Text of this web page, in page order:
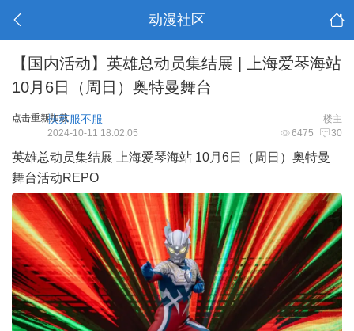
动漫社区
【国内活动】英雄总动员集结展 | 上海爱琴海站
10月6日（周日）奥特曼舞台
点击重新加载 楼主
扶苏服不服
6475 30
2024-10-11 18:02:05
英雄总动员集结展 上海爱琴海站 10月6日（周日）奥特曼
舞台活动REPO